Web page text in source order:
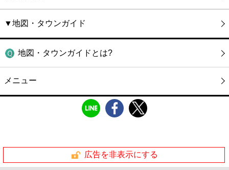
▼地図・タウンガイド
地図・タウンガイドとは?
メニュー
広告を非表示にする